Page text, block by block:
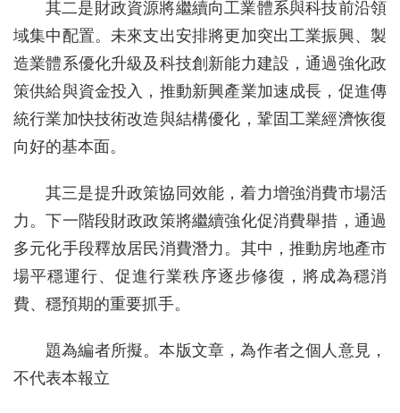
其二是財政資源將繼續向工業體系與科技前沿領
域集中配置。未來支出安排將更加突出工業振興、製
造業體系優化升級及科技創新能力建設，通過強化政
策供給與資金投入，推動新興產業加速成長，促進傳
統行業加快技術改造與結構優化，鞏固工業經濟恢復
向好的基本面。
其三是提升政策協同效能，着力增強消費市場活
力。下一階段財政政策將繼續強化促消費舉措，通過
多元化手段釋放居民消費潛力。其中，推動房地產市
場平穩運行、促進行業秩序逐步修復，將成為穩消
費、穩預期的重要抓手。
題為編者所擬。本版文章，為作者之個人意見，
不代表本報立